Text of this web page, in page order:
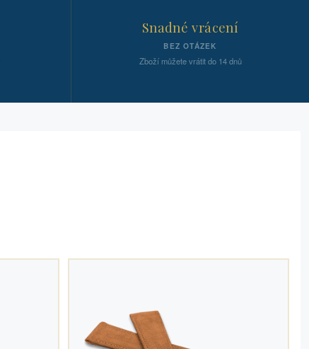
Snadné vrácení
BEZ OTÁZEK
Zboží můžete vrátit do 14 dnů